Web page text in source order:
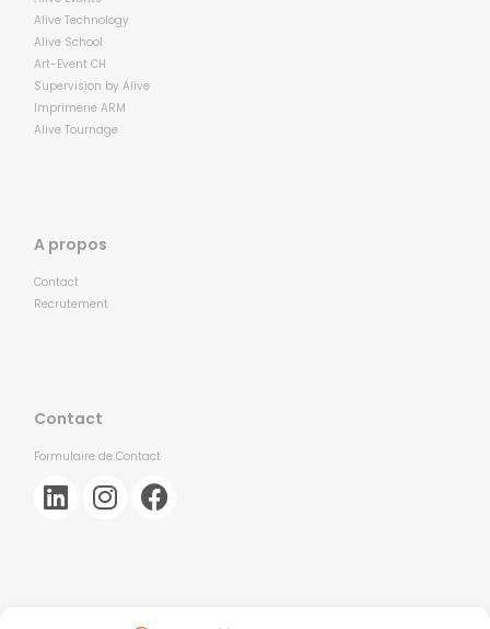
Alive Technology
Alive School
Art-Event CH
Supervision by Alive
Imprimerie ARM
Alive Tournage
A propos
Contact
Recrutement
Contact
Formulaire de Contact